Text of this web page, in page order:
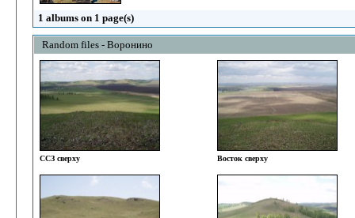
1 albums on 1 page(s)
Random files - Воронино
ССЗ сверху Восток сверху